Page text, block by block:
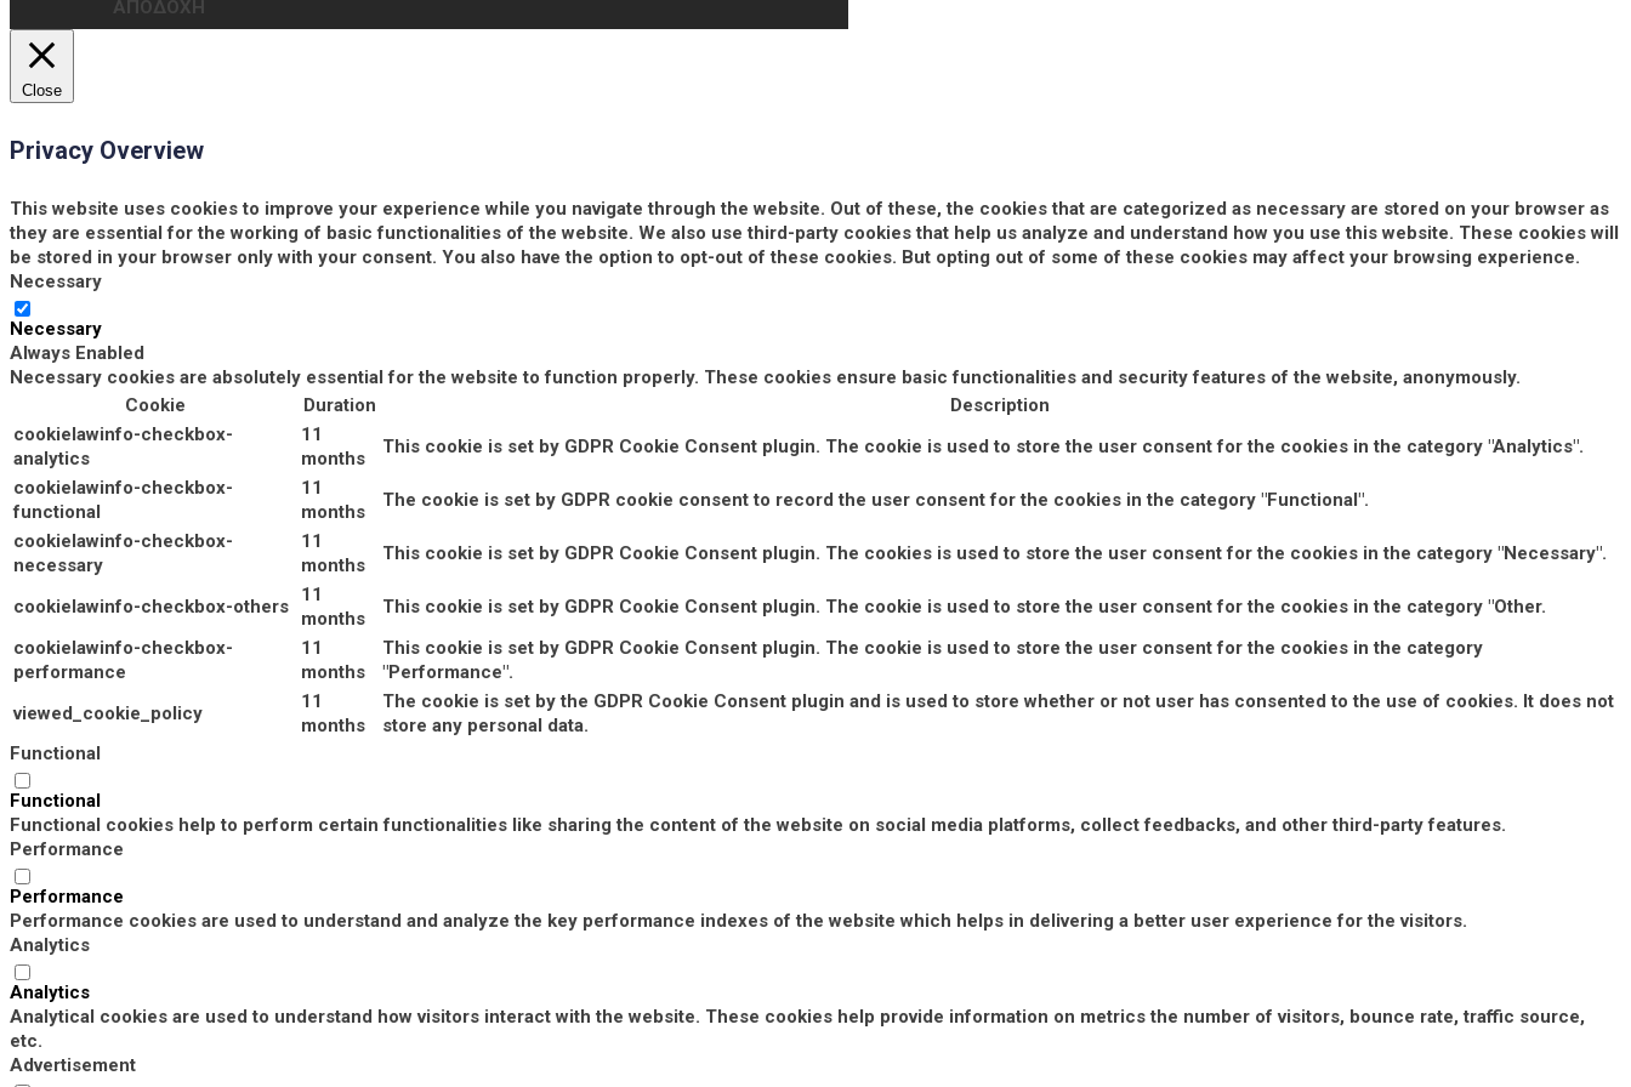
ΑΠΟΔΟΧΗ
Close
Privacy Overview
This website uses cookies to improve your experience while you navigate through the website. Out of these, the cookies that are categorized as necessary are stored on your browser as
they are essential for the working of basic functionalities of the website. We also use third-party cookies that help us analyze and understand how you use this website. These cookies will
be stored in your browser only with your consent. You also have the option to opt-out of these cookies. But opting out of some of these cookies may affect your browsing experience.
Necessary
Necessary
Always Enabled
Necessary cookies are absolutely essential for the website to function properly. These cookies ensure basic functionalities and security features of the website, anonymously.
Cookie
Duration
Description
cookielawinfo-checkbox-
analytics
11
months
This cookie is set by GDPR Cookie Consent plugin. The cookie is used to store the user consent for the cookies in the category "Analytics".
cookielawinfo-checkbox-
functional
11
months
The cookie is set by GDPR cookie consent to record the user consent for the cookies in the category "Functional".
cookielawinfo-checkbox-
necessary
11
months
This cookie is set by GDPR Cookie Consent plugin. The cookies is used to store the user consent for the cookies in the category "Necessary".
cookielawinfo-checkbox-others
11
months
This cookie is set by GDPR Cookie Consent plugin. The cookie is used to store the user consent for the cookies in the category "Other.
cookielawinfo-checkbox-
performance
11
months
This cookie is set by GDPR Cookie Consent plugin. The cookie is used to store the user consent for the cookies in the category
"Performance".
viewed_cookie_policy
11
months
The cookie is set by the GDPR Cookie Consent plugin and is used to store whether or not user has consented to the use of cookies. It does not
store any personal data.
Functional
Functional
Functional cookies help to perform certain functionalities like sharing the content of the website on social media platforms, collect feedbacks, and other third-party features.
Performance
Performance
Performance cookies are used to understand and analyze the key performance indexes of the website which helps in delivering a better user experience for the visitors.
Analytics
Analytics
Analytical cookies are used to understand how visitors interact with the website. These cookies help provide information on metrics the number of visitors, bounce rate, traffic source,
etc.
Advertisement